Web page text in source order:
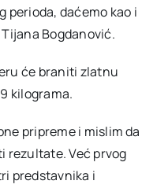
perioda, daćemo kao i
Bogdanović.
će braniti zlatnu
kilograma.
pripreme i mislim da
rezultate. Već prvog
predstavnika i